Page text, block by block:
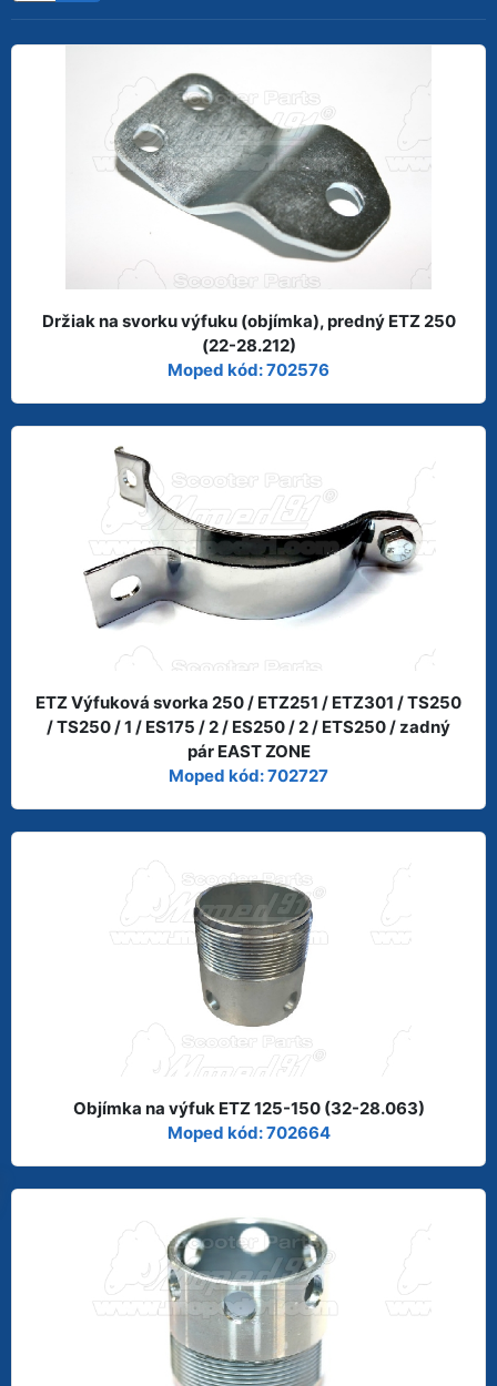
Držiak na svorku výfuku (objímka), predný ETZ 250
(22-28.212)
Moped kód: 702576
ETZ Výfuková svorka 250 / ETZ251 / ETZ301 / TS250
/ TS250 / 1 / ES175 / 2 / ES250 / 2 / ETS250 / zadný
pár EAST ZONE
Moped kód: 702727
Objímka na výfuk ETZ 125-150 (32-28.063)
Moped kód: 702664